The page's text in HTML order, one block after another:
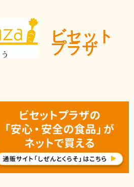
ビセット
プラザ